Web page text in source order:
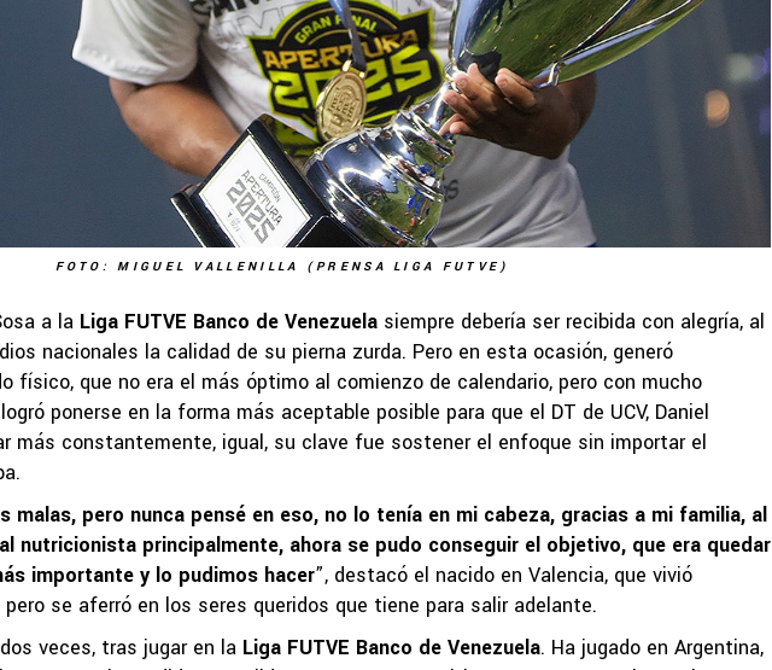
FOTO: MIGUEL VALLENILLA (PRENSA LIGA FUTVE)
a la Liga FUTVE Banco de Venezuela siempre debería ser recibida con alegría, al
nacionales la calidad de su pierna zurda. Pero en esta ocasión, generó
físico, que no era el más óptimo al comienzo de calendario, pero con mucho
ponerse en la forma más aceptable posible para que el DT de UCV, Daniel
más constantemente, igual, su clave fue sostener el enfoque sin importar el
malas, pero nunca pensé en eso, no lo tenía en mi cabeza, gracias a mi familia, al
nutricionista principalmente, ahora se pudo conseguir el objetivo, que era quedar
importante y lo pudimos hacer”, destacó el nacido en Valencia, que vivió
se aferró en los seres queridos que tiene para salir adelante.
veces, tras jugar en la Liga FUTVE Banco de Venezuela. Ha jugado en Argentina,